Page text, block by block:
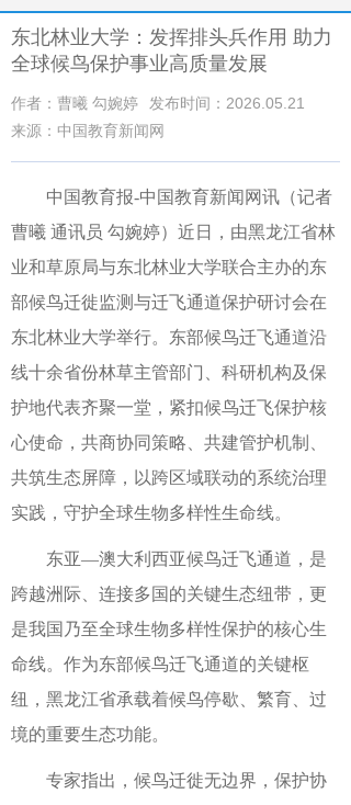
东北林业大学：发挥排头兵作用 助力
全球候鸟保护事业高质量发展
作者：曹曦 勾婉婷
发布时间：2026.05.21
来源：中国教育新闻网
中国教育报-中国教育新闻网讯（记者
曹曦 通讯员 勾婉婷） 近日，由黑龙江省林
业和草原局与东北林业大学联合主办的东
部候鸟迁徙监测与迁飞通道保护研讨会在
东北林业大学举行。东部候鸟迁飞通道沿
线十余省份林草主管部门、科研机构及保
护地代表齐聚一堂，紧扣候鸟迁飞保护核
心使命，共商协同策略、共建管护机制、
共筑生态屏障，以跨区域联动的系统治理
实践，守护全球生物多样性生命线。
东亚—澳大利西亚候鸟迁飞通道，是
跨越洲际、连接多国的关键生态纽带，更
是我国乃至全球生物多样性保护的核心生
命线。作为东部候鸟迁飞通道的关键枢
纽，黑龙江省承载着候鸟停歇、繁育、过
境的重要生态功能。
专家指出，候鸟迁徙无边界，保护协